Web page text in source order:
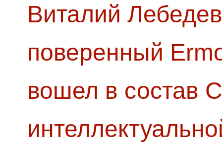
Виталий
поверенный
вошел в состав